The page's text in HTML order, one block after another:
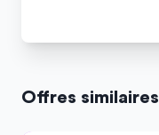
Offres similaires